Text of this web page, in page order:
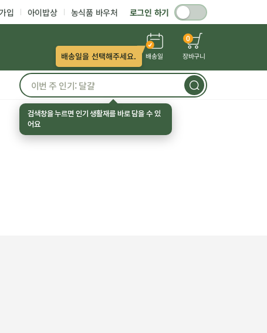
입 아이밥상 농식품 바우처 로그인 하기
배송일
배송일을 선택해주세요.
0
장바구니
검색창을 누르면 인기 생활재를 바로 담을 수 있
어요